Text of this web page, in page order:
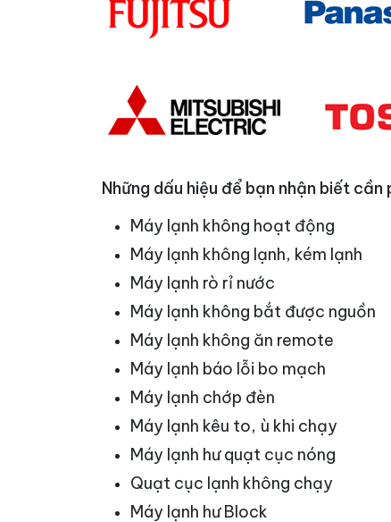
Những dấu hiệu để bạn nhận biết cần
Máy lạnh không hoạt động
Máy lạnh không lạnh, kém lạnh
Máy lạnh rò rỉ nước
Máy lạnh không bắt được nguồn
Máy lạnh không ăn remote
Máy lạnh báo lỗi bo mạch
Máy lạnh chớp đèn
Máy lạnh kêu to, ù khi chạy
Máy lạnh hư quạt cục nóng
Quạt cục lạnh không chạy
Máy lạnh hư Block